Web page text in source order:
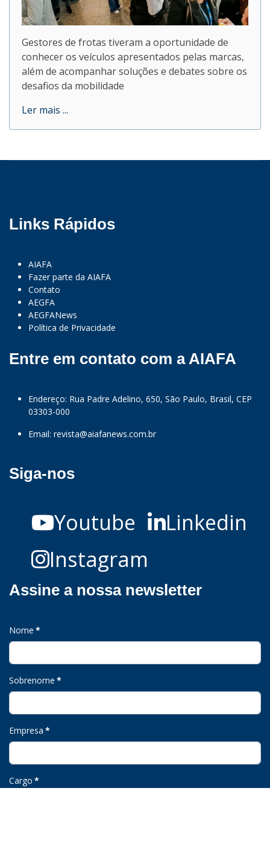
Gestores de frotas tiveram a oportunidade de
conhecer os veículos apresentados pelas marcas,
além de acompanhar soluções e debates sobre os
desafios da mobilidade
Ler mais ...
Links Rápidos
AIAFA
Fazer parte da AIAFA
Contato
AEGFA
AEGFANews
Política de Privacidade
Entre em contato com a AIAFA
Endereço: Rua Padre Adelino, 650, São Paulo, Brasil, CEP
03303-000
Email: revista@aiafanews.com.br
Siga-nos
Youtube
Linkedin
Instagram
Assine a nossa newsletter
Nome *
Sobrenome *
Empresa *
Cargo *